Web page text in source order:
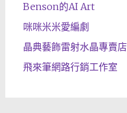
Benson的AI Art
咪咪米米愛編劇
晶典藝飾雷射水晶專賣店
飛來筆網路行銷工作室